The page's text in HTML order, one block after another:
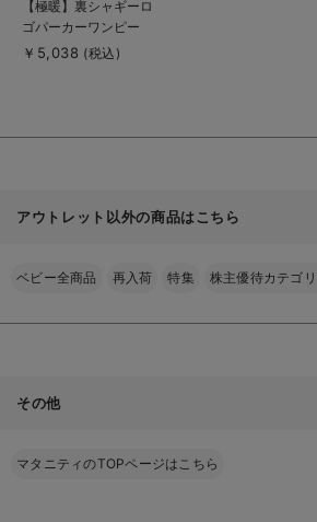
品
詳
細
を
【極暖】裏シャギーロ
ゴパーカーワンピー
ス マタニティ・授乳
￥5,038 (税込)
アウトレット以外の商品はこちら
ベビー全商品 再入荷 特集 株主優待カテゴ
その他
マタニティのTOPページはこちら